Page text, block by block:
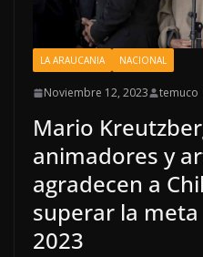
LA ARAUCANIA NACIONAL
Noviembre 12, 2023 temuco
Mario
animadores y
agradecen a
superar la
2023